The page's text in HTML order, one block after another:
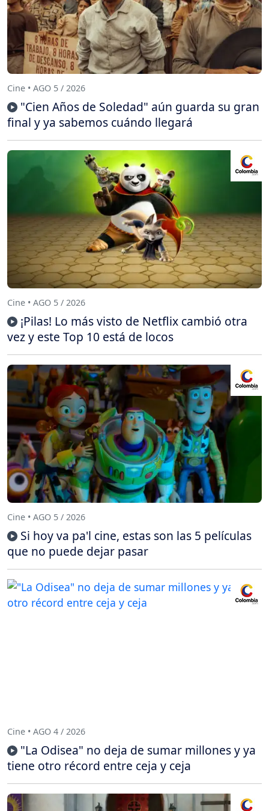
Cine • AGO 5 / 2026
"Cien Años de Soledad" aún guarda su gran
final y ya sabemos cuándo llegará
Cine • AGO 5 / 2026
¡Pilas! Lo más visto de Netflix cambió otra
vez y este Top 10 está de locos
Cine • AGO 5 / 2026
Si hoy va pa'l cine, estas son las 5 películas
que no puede dejar pasar
Cine • AGO 4 / 2026
"La Odisea" no deja de sumar millones y ya
tiene otro récord entre ceja y ceja